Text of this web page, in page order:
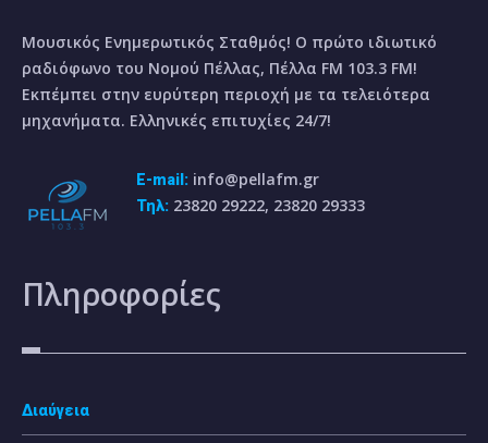
Μουσικός Ενημερωτικός Σταθμός! Ο πρώτο ιδιωτικό
ραδιόφωνο του Νομού Πέλλας, Πέλλα FM 103.3 FM!
Εκπέμπει στην ευρύτερη περιοχή με τα τελειότερα
μηχανήματα. Ελληνικές επιτυχίες 24/7!
E-mail: info@pellafm.gr
Τηλ: 23820 29222, 23820 29333
Πληροφορίες
Διαύγεια